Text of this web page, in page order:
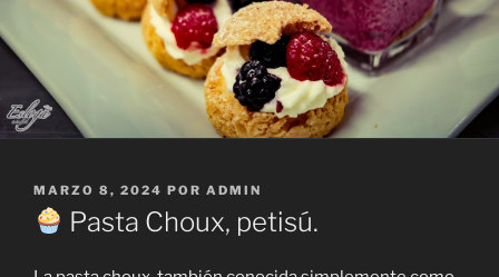
PUBLICADO
EL
MARZO 8, 2024 POR ADMIN
Pasta Choux, petisú.